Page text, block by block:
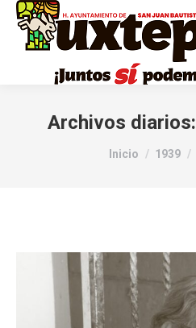
Archivos diarios:
Estás aquí:
Inicio 1939